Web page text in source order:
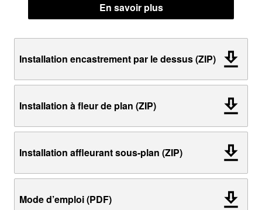
En savoir plus
Installation encastrement par le dessus (ZIP)
Installation à fleur de plan (ZIP)
Installation affleurant sous-plan (ZIP)
Mode d’emploi (PDF)